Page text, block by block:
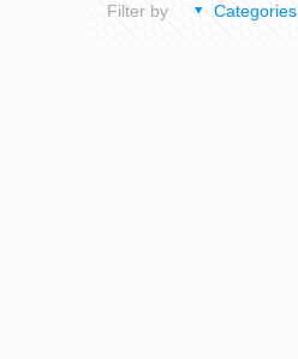
Filter by Categories